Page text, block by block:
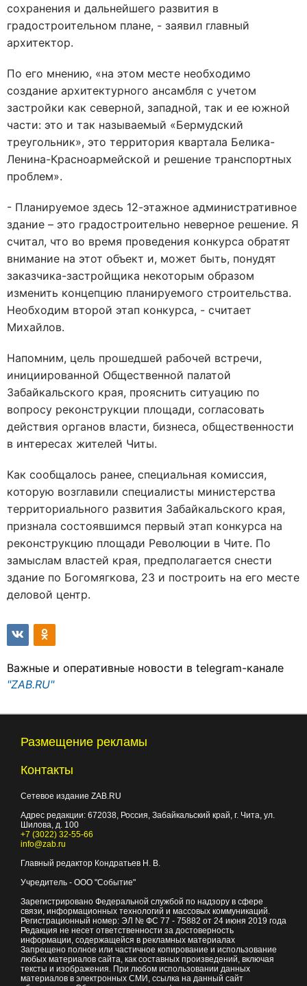
сохранения и дальнейшего развития в
градостроительном плане, - заявил главный
архитектор.
По его мнению, «на этом месте необходимо
создание архитектурного ансамбля с учетом
застройки как северной, западной, так и ее южной
части: это и так называемый «Бермудский
треугольник», это территория квартала Белика-
Ленина-Красноармейской и решение транспортных
проблем».
- Планируемое здесь 12-этажное административное
здание – это градостроительно неверное решение. Я
считал, что во время проведения конкурса обратят
внимание на этот объект и, может быть, понудят
заказчика-застройщика некоторым образом
изменить концепцию планируемого строительства.
Необходим второй этап конкурса, - считает
Михайлов.
Напомним, цель прошедшей рабочей встречи,
инициированной Общественной палатой
Забайкальского края, прояснить ситуацию по
вопросу реконструкции площади, согласовать
действия органов власти, бизнеса, общественности
в интересах жителей Читы.
Как сообщалось ранее, специальная комиссия,
которую возглавили специалисты министерства
территориального развития Забайкальского края,
признала состоявшимся первый этап конкурса на
реконструкцию площади Революции в Чите. По
замыслам властей края, предполагается снести
здание по Богомягкова, 23 и построить на его месте
деловой центр.
Важные и оперативные новости в telegram-канале
"ZAB.RU"
Размещение рекламы
Контакты
Сетевое издание ZAB.RU
Адрес редакции: 672038, Россия, Забайкальский край, г. Чита, ул.
Шилова, д. 100
+7 (3022) 32-55-66
info@zab.ru
Главный редактор Кондратьев Н. В.
Учредитель - ООО "Событие"
Зарегистрировано Федеральной службой по надзору в сфере
связи, информационных технологий и массовых коммуникаций.
Регистрационный номер: ЭЛ № ФС 77 - 75882 от 24 июня 2019 года
Редакция не несет ответственности за достоверность
информации, содержащейся в рекламных материалах
Запрещено полное или частичное копирование и использование
любых материалов сайта, как составных произведений, включая
тексты и изображения. При любом использовании данных
материалов в электронных СМИ, ссылка на данный сайт